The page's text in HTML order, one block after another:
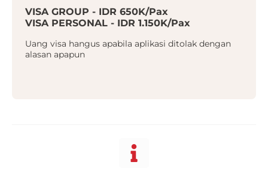
VISA GROUP - IDR 650K/Pax
VISA PERSONAL - IDR 1.150K/Pax
Uang visa hangus apabila aplikasi ditolak dengan
alasan apapun